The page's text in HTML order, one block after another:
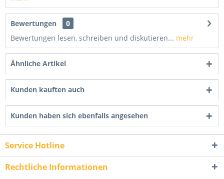
Bewertungen
0
Bewertungen lesen, schreiben und diskutieren... mehr
Ähnliche Artikel
Kunden kauften auch
Kunden haben sich ebenfalls angesehen
Service Hotline
Rechtliche Informationen